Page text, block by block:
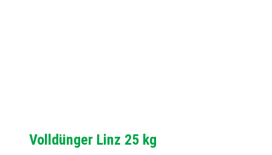
Volldünger Linz 25 kg